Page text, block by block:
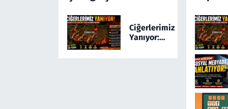
Ayağa Kaldıran
Olayda Şüpheli
Gözaltında
Ciğerlerimiz
Yanıyor: